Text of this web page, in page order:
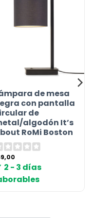
de mesa
con pantalla
de
algodón It’s
RoMi Boston
2 - 3 días